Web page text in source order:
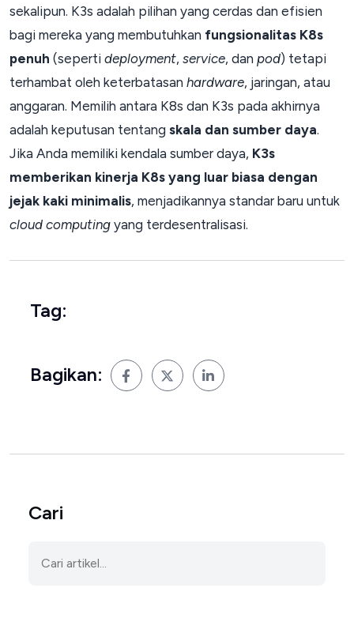
sekalipun. K3s adalah pilihan yang cerdas dan efisien
bagi mereka yang membutuhkan fungsionalitas K8s
penuh (seperti deployment, service, dan pod) tetapi
terhambat oleh keterbatasan hardware, jaringan, atau
anggaran. Memilih antara K8s dan K3s pada akhirnya
adalah keputusan tentang skala dan sumber daya.
Jika Anda memiliki kendala sumber daya, K3s
memberikan kinerja K8s yang luar biasa dengan
jejak kaki minimalis, menjadikannya standar baru untuk
cloud computing yang terdesentralisasi.
Tag:
Bagikan:
Cari